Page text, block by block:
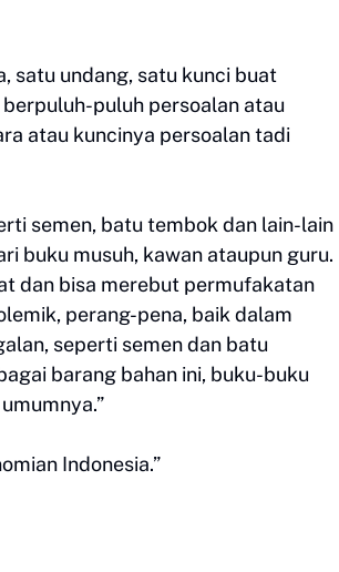
satu undang, satu kunci buat
puluh persoalan atau
atau kuncinya persoalan tadi
semen, batu tembok dan lain-lain
buku musuh, kawan ataupun guru.
dan bisa merebut permufakatan
perang-pena, baik dalam
seperti semen dan batu
barang bahan ini, buku-buku
Indonesia.”